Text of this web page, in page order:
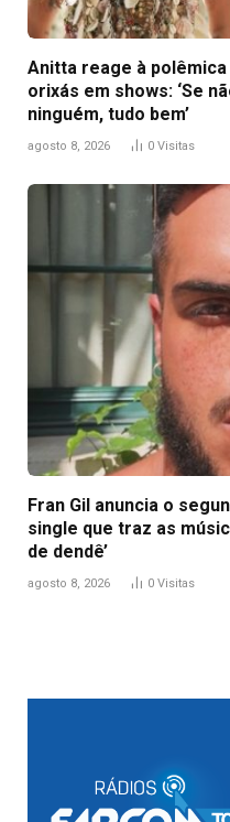
Anitta reage à
orixás em shows: ‘Se
ninguém, tudo bem’
agosto 8, 2026 0 Visitas
Fran Gil anuncia o
single que traz as
de dendê’
agosto 8, 2026 0 Visitas